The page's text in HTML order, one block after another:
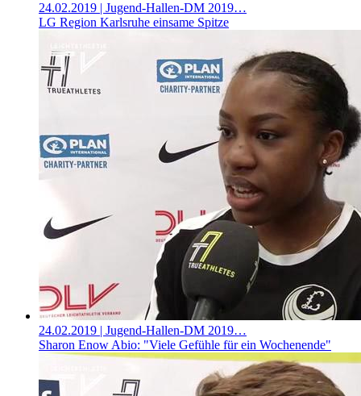
24.02.2019 | Jugend-Hallen-DM 2019…
LG Region Karlsruhe einsame Spitze
24.02.2019 | Jugend-Hallen-DM 2019…
Sharon Enow Abio: "Viele Gefühle für ein Wochenende"